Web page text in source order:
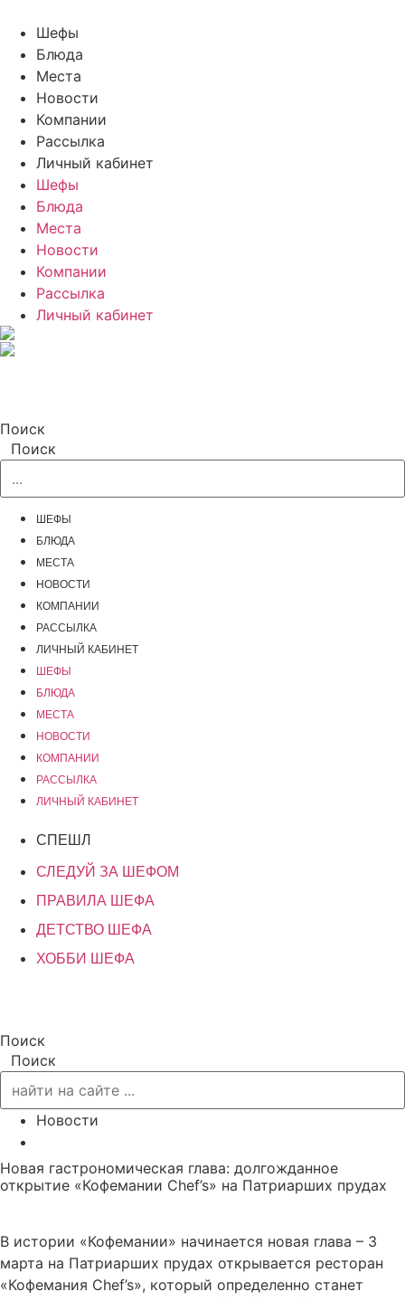
Шефы
Блюда
Места
Новости
Компании
Рассылка
Личный кабинет
Шефы
Блюда
Места
Новости
Компании
Рассылка
Личный кабинет
Поиск
Поиск
ШЕФЫ
БЛЮДА
МЕСТА
НОВОСТИ
КОМПАНИИ
РАССЫЛКА
ЛИЧНЫЙ КАБИНЕТ
ШЕФЫ
БЛЮДА
МЕСТА
НОВОСТИ
КОМПАНИИ
РАССЫЛКА
ЛИЧНЫЙ КАБИНЕТ
СПЕШЛ
СЛЕДУЙ ЗА ШЕФОМ
ПРАВИЛА ШЕФА
ДЕТСТВО ШЕФА
ХОББИ ШЕФА
Поиск
Поиск
Новости
Новая гастрономическая глава: долгожданное
открытие «Кофемании Chef’s» на Патриарших прудах
В истории «Кофемании» начинается новая глава – 3
марта на Патриарших прудах открывается ресторан
«Кофемания Chef’s», который определенно станет